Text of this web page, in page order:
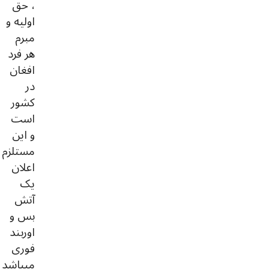
، حق
اولیه و
مبرم
هر فرد
افغان
در
کشور
است
و این
مستلزم
اعلان
یک
آتش
بس و
اوربند
فوری